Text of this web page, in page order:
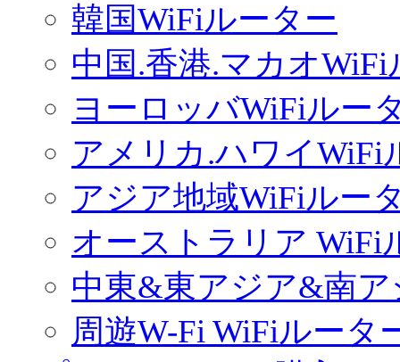
韓国WiFiルーター
中国.香港.マカオWiFi
ヨーロッバWiFiルー
アメリカ.ハワイWiFi
アジア地域WiFiルー
オーストラリア WiFi
中東&東アジア&南
周遊W-Fi WiFiルータ